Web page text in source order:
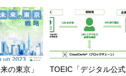
の東京」
TOEIC「デジタル公式